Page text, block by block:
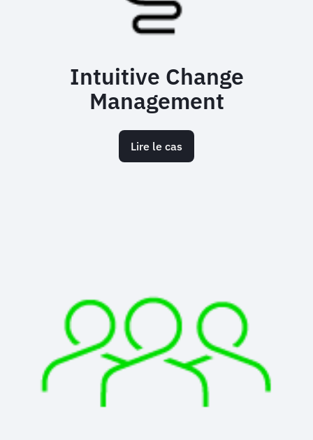
Intuitive Change
Management
Lire le cas